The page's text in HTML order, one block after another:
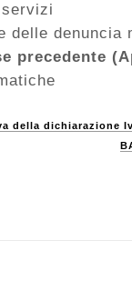
delle
precedente
della dichiarazione